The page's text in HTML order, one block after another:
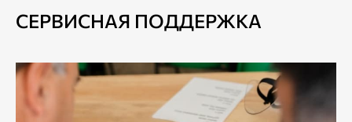
СЕРВИСНАЯ ПОДДЕРЖКА